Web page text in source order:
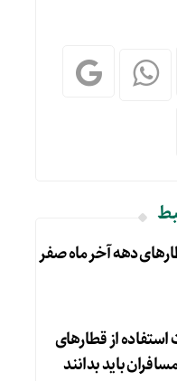
دهه آخر ماه صفر
استفاده از قطارهای
باید بدانند